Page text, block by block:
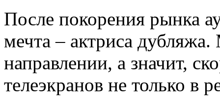
После покорения рынка
мечта – актриса
направлении, а значит,
телеэкранов не только в